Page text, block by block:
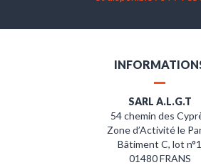
SARL A.L.G.T
54 chemin des
Zone d’Activité le
Bâtiment C, lot n°1
01480 FRANS